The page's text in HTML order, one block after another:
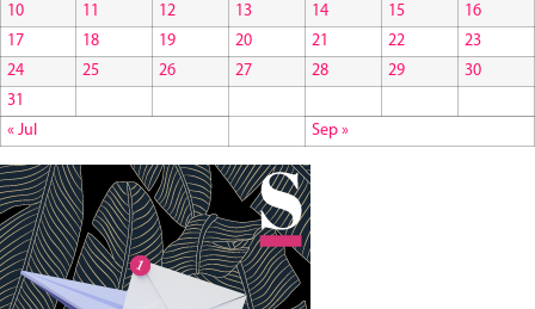
10
11 12 13 14 15
16
17
18 19 20 21 22
23
24
25 26 27 28 29
30
31
« Jul
Sep »